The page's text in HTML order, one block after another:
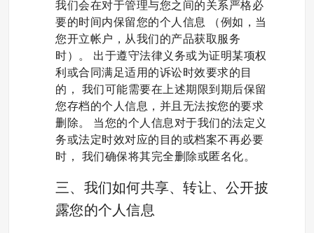
我们会在对于管理与您之间的关系严格必
要的时间内保留您的个人信息 （例如，当
您开立帐户，从我们的产品获取服务
时）。 出于遵守法律义务或为证明某项权
利或合同满足适用的诉讼时效要求的目
的， 我们可能需要在上述期限到期后保留
您存档的个人信息，并且无法按您的要求
删除。 当您的个人信息对于我们的法定义
务或法定时效对应的目的或档案不再必要
时， 我们确保将其完全删除或匿名化。
三、我们如何共享、转让、公开披
露您的个人信息